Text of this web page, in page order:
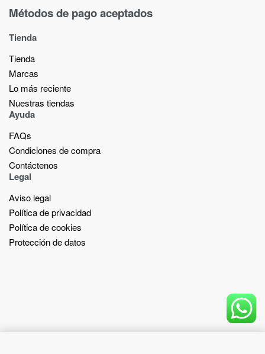
Métodos de pago aceptados
Tienda
Tienda
Marcas
Lo más reciente​
Nuestras tiendas​
Ayuda
FAQs
Condiciones de compra
Contáctenos
Legal
Aviso legal
Política de privacidad
Política de cookies
Protección de datos